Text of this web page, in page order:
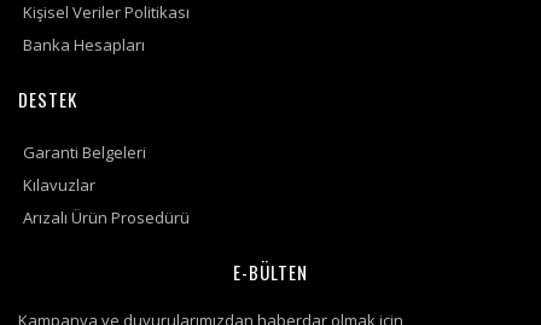
Kişisel Veriler Politikası
Banka Hesapları
DESTEK
Garanti Belgeleri
Kılavuzlar
Arızalı Ürün Prosedürü
E-BÜLTEN
Kampanya ve duyurularımızdan haberdar olmak için